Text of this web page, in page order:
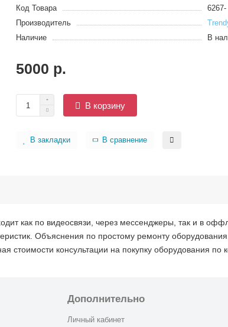
Код Товара
6267-
Производитель
Наличие
В
5000 р.
В корзину
В закладки В сравнение
как по видеосвязи, через мессенджеры, так и в
Объяснения по простому ремонту оборудования.
стоимости консультации на покупку оборудования по
Дополнительно
Личный кабинет